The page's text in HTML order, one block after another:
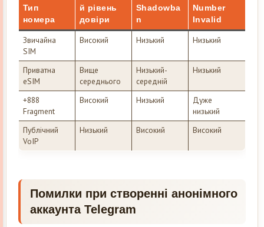
Тип
номера
й рівень
довіри
Shadowba
n
Number
Invalid
Звичайна
SIM
Високий Низький Низький
Приватна
eSIM
Вище
середнього
Низький-
середній
Низький
+888
Fragment
Високий Низький
Дуже
низький
Публічний
VoIP
Низький Високий Високий
Помилки при створенні анонімного
аккаунта Telegram